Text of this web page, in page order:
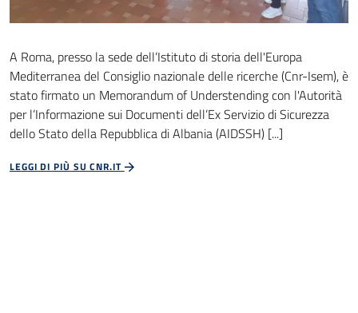
A Roma, presso la sede dell’Istituto di storia dell'Europa
Mediterranea del Consiglio nazionale delle ricerche (Cnr-Isem), è
stato firmato un Memorandum of Understending con l'Autorità
per l’Informazione sui Documenti dell’Ex Servizio di Sicurezza
dello Stato della Repubblica di Albania (AIDSSH) [...]
LEGGI DI PIÙ SU CNR.IT